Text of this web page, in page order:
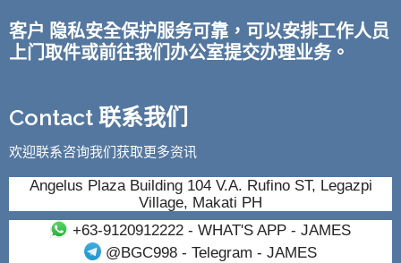
客户 隐私安全保护服务可靠，可以安排工作人员
上门取件或前往我们办公室提交办理业务。
Contact 联系我们
欢迎联系咨询我们获取更多资讯
Angelus Plaza Building 104 V.A. Rufino ST, Legazpi
Village, Makati PH
+63-9120912222- WHAT'S APP - JAMES
@BGC998 - Telegram - JAMES